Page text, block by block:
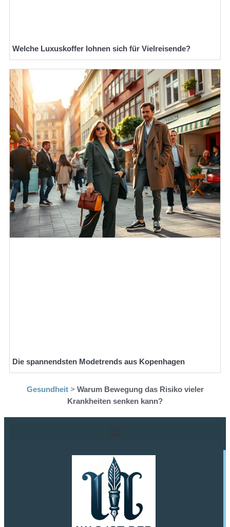
Welche Luxuskoffer lohnen sich für Vielreisende?
Die spannendsten Modetrends aus Kopenhagen
Gesundheit> Warum Bewegung das Risiko vieler
Krankheiten senken kann?